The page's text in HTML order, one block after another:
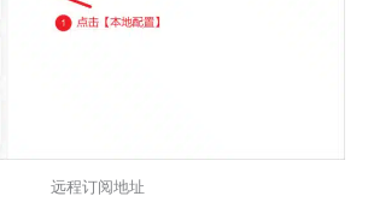
远程订阅地址